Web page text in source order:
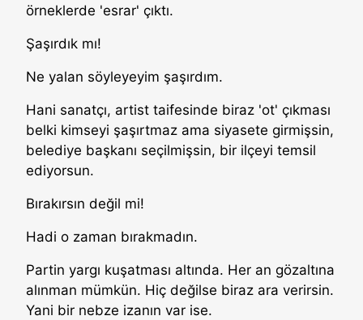
örneklerde 'esrar' çıktı.
Şaşırdık mı!
Ne yalan söyleyeyim şaşırdım.
Hani sanatçı, artist taifesinde biraz 'ot' çıkması
belki kimseyi şaşırtmaz ama siyasete girmişsin,
belediye başkanı seçilmişsin, bir ilçeyi temsil
ediyorsun.
Bırakırsın değil mi!
Hadi o zaman bırakmadın.
Partin yargı kuşatması altında. Her an gözaltına
alınman mümkün. Hiç değilse biraz ara verirsin.
Yani bir nebze izanın var ise.